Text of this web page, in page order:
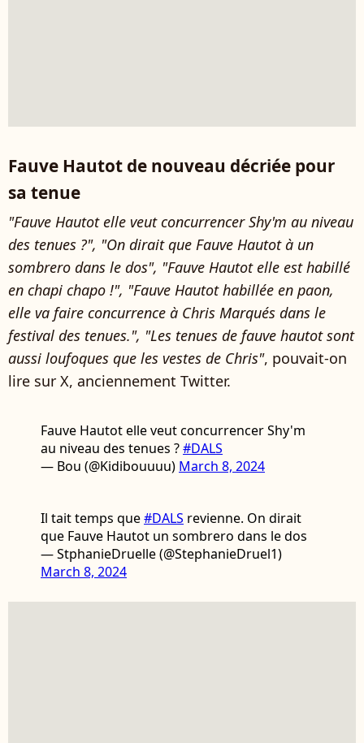
Fauve Hautot de nouveau décriée pour
sa tenue
"Fauve Hautot elle veut concurrencer Shy'm au niveau
des tenues ?", "On dirait que Fauve Hautot à un
sombrero dans le dos", "Fauve Hautot elle est habillé
en chapi chapo !", "Fauve Hautot habillée en paon,
elle va faire concurrence à Chris Marqués dans le
festival des tenues.", "Les tenues de fauve hautot sont
aussi loufoques que les vestes de Chris", pouvait-on
lire sur X, anciennement Twitter.
Fauve Hautot elle veut concurrencer Shy'm
au niveau des tenues ?#DALS
— Bou (@Kidibouuuu) March 8, 2024
Il tait temps que#DALS revienne. On dirait
que Fauve Hautot un sombrero dans le dos
— StphanieDruelle (@StephanieDruel1)
March 8, 2024